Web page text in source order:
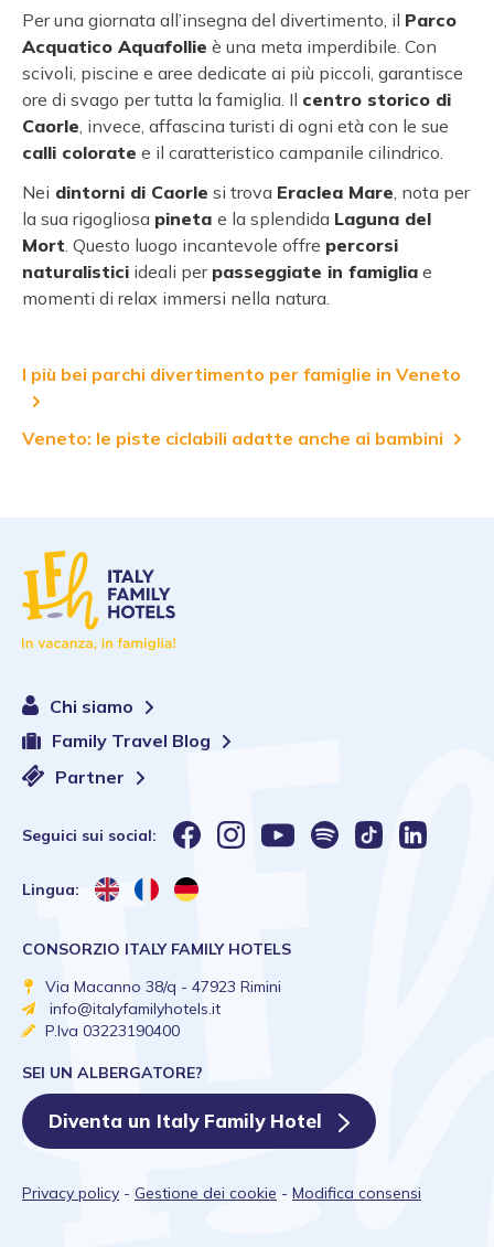
Per una giornata all’insegna del divertimento, il Parco
Acquatico Aquafollie è una meta imperdibile. Con
scivoli, piscine e aree dedicate ai più piccoli, garantisce
ore di svago per tutta la famiglia. Il centro storico di
Caorle, invece, affascina turisti di ogni età con le sue
calli colorate e il caratteristico campanile cilindrico.
Nei dintorni di Caorle si trova Eraclea Mare, nota per
la sua rigogliosa pineta e la splendida Laguna del
Mort. Questo luogo incantevole offre percorsi
naturalistici ideali per passeggiate in famiglia e
momenti di relax immersi nella natura.
I più bei parchi divertimento per famiglie in Veneto
Veneto: le piste ciclabili adatte anche ai bambini
Chi siamo
Family Travel Blog
Partner
Seguici sui social:
Lingua:
CONSORZIO ITALY FAMILY HOTELS
Via Macanno 38/q - 47923 Rimini
info@italyfamilyhotels.it
P.Iva 03223190400
SEI UN ALBERGATORE?
Diventa un Italy Family Hotel
Privacy policy - Gestione dei cookie - Modifica consensi